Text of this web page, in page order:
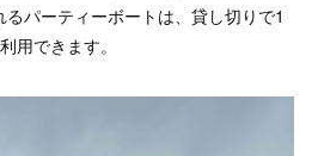
パーティーボートは、貸し切りで1
用できます。